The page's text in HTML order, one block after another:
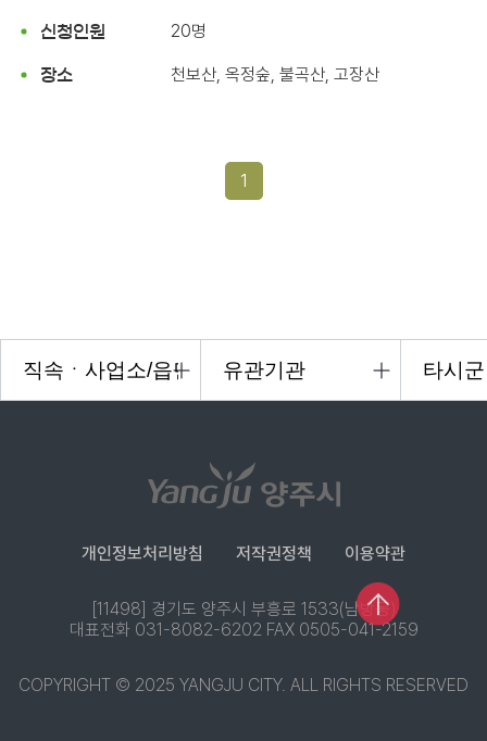
신청인원 20명
장소 천보산, 옥정숲, 불곡산, 고장산
1
개인정보처리방침 저작권정책 이용약관
[11498] 경기도 양주시 부흥로 1533(남방동)
대표전화 031-8082-6202 FAX 0505-041-2159
COPYRIGHT © 2025 YANGJU CITY. ALL RIGHTS RESERVED